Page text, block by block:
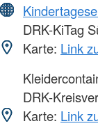
DRK-KiTag
Karte: Link
DRK-
Karte: Link